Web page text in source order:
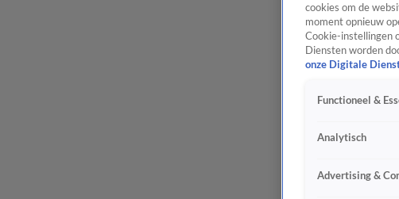
cookies om de
moment opnieuw
Cookie-instellingen
Diensten worden
onze Digitale
Functioneel &
Analytisch
Advertising &